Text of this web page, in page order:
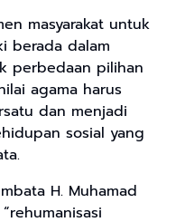
masyarakat untuk
berada dalam
perbedaan pilihan
agama harus
dan menjadi
sosial yang
H. Muhamad